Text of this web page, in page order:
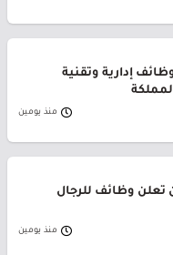
إدارية وتقنية
منذ يومين
تعلن وظائف للرجال
منذ يومين